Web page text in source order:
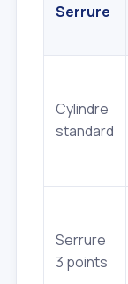
Serrure
Cylindre
standard
Serrure
3 points